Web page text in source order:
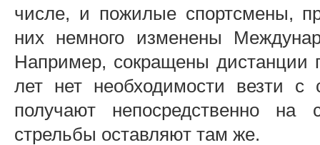
числе, и пожилые спортсмены,
них немного изменены
Например, сокращены дистанции
лет нет необходимости везти
получают непосредственно
стрельбы оставляют там же.